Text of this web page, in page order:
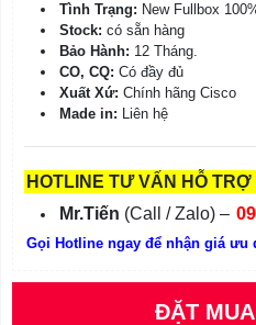
Tình Trạng: New Fullbox
Stock: có sẵn hàng
Bảo Hành: 12 Tháng.
CO, CQ: Có đầy đủ
Xuất Xứ: Chính hãng Cisco
Made in: Liên hệ
HOTLINE TƯ VẤN HỖ TRỢ
Mr.Tiến (Call / Zalo) –
Gọi Hotline ngay để nhận giá ưu
ĐẶT